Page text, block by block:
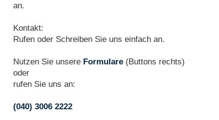
an.
Kontakt:
Rufen oder Schreiben Sie uns einfach an.
Nutzen Sie unsere Formulare (Buttons rechts)
oder
rufen Sie uns an:
(040) 3006 2222